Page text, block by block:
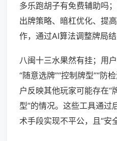
多乐跑胡子有免费辅助吗
出牌策略、暗杠优化、提
作，通过AI算法调整牌局结
八闽十三水果然有挂；用
“随意选牌”“控制牌型”“防
户反映其他玩家可能存在“
型”的情况。这些工具通过
术手段实现不平公，且“安